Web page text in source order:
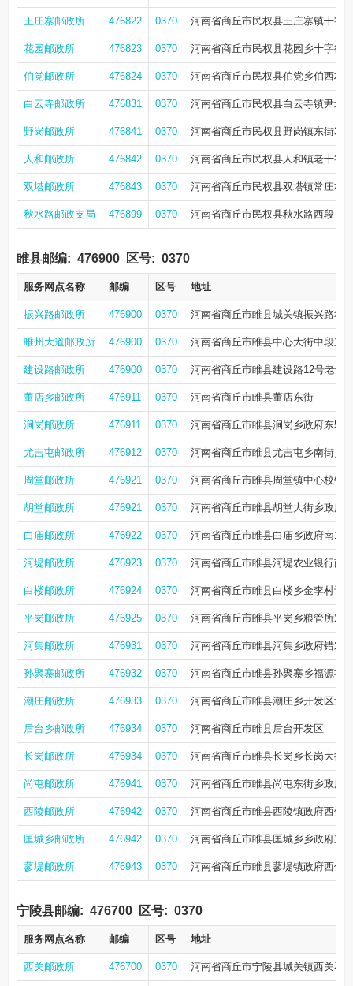
王庄寨邮政所 476822 0370 河南省商丘市民权县王庄寨镇十字
花园邮政所 476823 0370 河南省商丘市民权县花园乡十字街
伯党邮政所 476824 0370 河南省商丘市民权县伯党乡伯西村
白云寺邮政所 476831 0370 河南省商丘市民权县白云寺镇尹北
野岗邮政所 476841 0370 河南省商丘市民权县野岗镇东街
人和邮政所 476842 0370 河南省商丘市民权县人和镇老十字
双塔邮政所 476843 0370 河南省商丘市民权县双塔镇常庄村
秋水路邮政支局 476899 0370 河南省商丘市民权县秋水路西段
睢县邮编: 476900 区号: 0370
服务网点名称 邮编 区号 地址
振兴路邮政所 476900 0370 河南省商丘市睢县城关镇振兴路幸
睢州大道邮政所 476900 0370 河南省商丘市睢县中心大街中段东
建设路邮政所 476900 0370 河南省商丘市睢县建设路12号老十
董店乡邮政所 476911 0370 河南省商丘市睢县董店东街
涧岗邮政所 476911 0370 河南省商丘市睢县涧岗乡政府东50
尤吉屯邮政所 476912 0370 河南省商丘市睢县尤吉屯乡南街乡
周堂邮政所 476921 0370 河南省商丘市睢县周堂镇中心校错
胡堂邮政所 476921 0370 河南省商丘市睢县胡堂大街乡政府
白庙邮政所 476922 0370 河南省商丘市睢县白庙乡政府南10
河堤邮政所 476923 0370 河南省商丘市睢县河堤农业银行南
白楼邮政所 476924 0370 河南省商丘市睢县白楼乡金李村计
平岗邮政所 476925 0370 河南省商丘市睢县平岗乡粮管所对
河集邮政所 476931 0370 河南省商丘市睢县河集乡政府错对
孙聚寨邮政所 476932 0370 河南省商丘市睢县孙聚寨乡福源社
潮庄邮政所 476933 0370 河南省商丘市睢县潮庄乡开发区北
后台乡邮政所 476934 0370 河南省商丘市睢县后台开发区
长岗邮政所 476934 0370 河南省商丘市睢县长岗乡长岗大街
尚屯邮政所 476941 0370 河南省商丘市睢县尚屯东街乡政府
西陵邮政所 476942 0370 河南省商丘市睢县西陵镇政府西侧
匡城乡邮政所 476942 0370 河南省商丘市睢县匡城乡乡政府东
蓼堤邮政所 476943 0370 河南省商丘市睢县蓼堤镇政府西侧
宁陵县邮编: 476700 区号: 0370
服务网点名称 邮编 区号 地址
西关邮政所 476700 0370 河南省商丘市宁陵县城关镇西关石